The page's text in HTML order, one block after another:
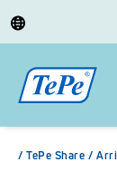
/ TePe Share /